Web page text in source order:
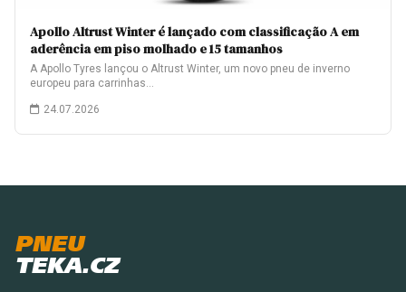
Apollo Altrust Winter é lançado com classificação A em
aderência em piso molhado e 15 tamanhos
A Apollo Tyres lançou o Altrust Winter, um novo pneu de inverno
europeu para carrinhas…
24.07.2026
PNEU
TEKA.CZ